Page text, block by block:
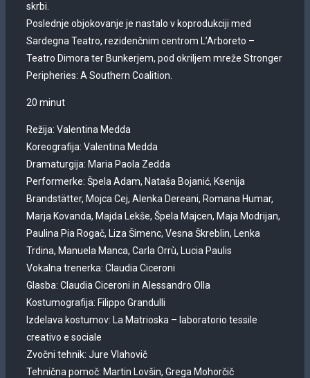
skrbi.
Poslednje objokovanje je nastalo v koprodukciji med
Sardegna Teatro, rezidenčnim centrom L’Arboreto –
Teatro Dimora ter Bunkerjem, pod okriljem mreže Stronger
Peripheries: A Southern Coalition.
20 minut
Režija: Valentina Medda
Koreografija: Valentina Medda
Dramaturgija: Maria Paola Zedda
Performerke: Špela Adam, Nataša Bojanić, Ksenija
Brandstätter, Mojca Cej, Alenka Dereani, Romana Humar,
Marja Kovanda, Majda Lekše, Špela Majcen, Maja Modrijan,
Paulina Pia Rogač, Liza Šimenc, Vesna Škreblin, Lenka
Trdina, Manuela Manca, Carla Orrù, Lucia Paulis
Vokalna trenerka: Claudia Ciceroni
Glasba: Claudia Ciceroni in Alessandro Olla
Kostumografija: Filippo Grandulli
Izdelava kostumov: La Matrioska – laboratorio tessile
creativo e sociale
Zvočni tehnik: Jure Vlahovič
Tehnična pomoč: Martin Lovšin, Grega Mohorčič